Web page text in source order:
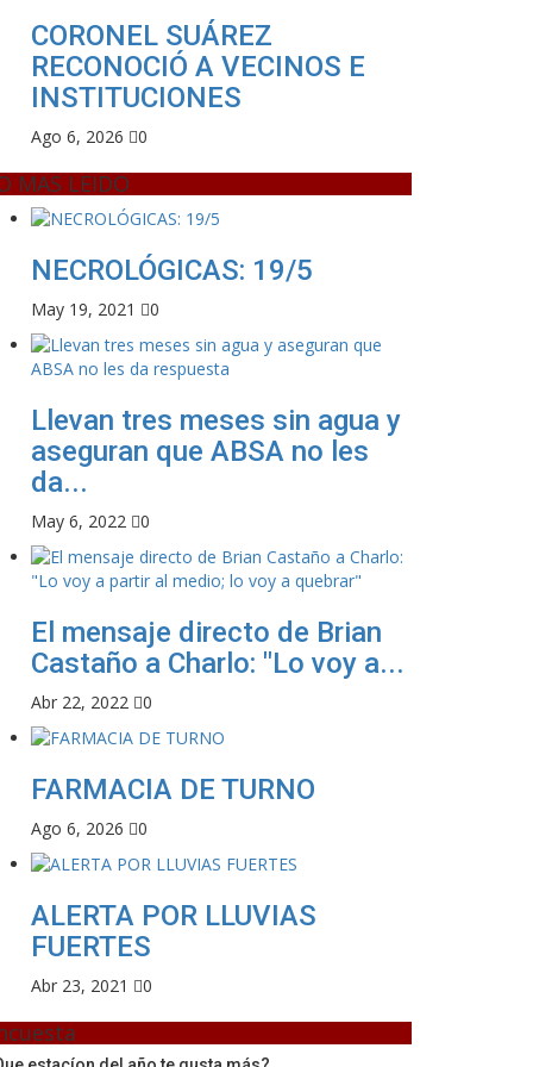
CORONEL SUÁREZ
RECONOCIÓ A VECINOS E
INSTITUCIONES
Ago 6, 2026 0
MAS LEIDO
NECROLÓGICAS: 19/5
May 19, 2021 0
Llevan tres meses sin agua y
aseguran que ABSA no les
da...
May 6, 2022 0
El mensaje directo de Brian
Castaño a Charlo: "Lo voy a...
Abr 22, 2022 0
FARMACIA DE TURNO
Ago 6, 2026 0
ALERTA POR LLUVIAS
FUERTES
Abr 23, 2021 0